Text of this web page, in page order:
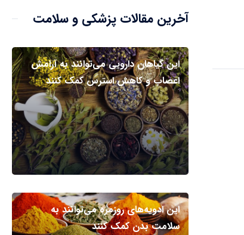
آخرین مقالات پزشکی و سلامت
این گیاهان دارویی می‌توانند به آرامش
اعصاب و کاهش استرس کمک کنند
این ادویه‌های روزمره می‌توانند به
سلامت بدن کمک کنند